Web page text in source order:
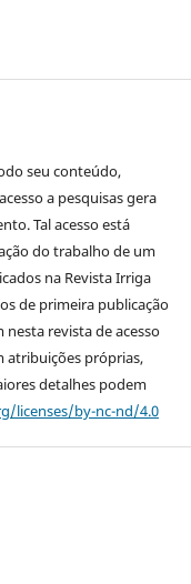
seu conteúdo,
a pesquisas gera
Tal acesso está
do trabalho de um
na Revista Irriga
de primeira publicação
revista de acesso
atribuições próprias,
detalhes podem
licenses/by-nc-nd/4.0